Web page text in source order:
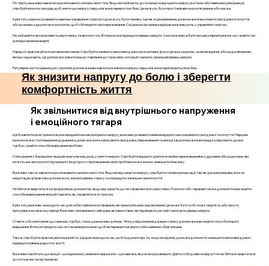
По-третє, важливо навчитися розпізнавати сигнали свого тіла. Якщо ви помічаєте, що починаєте відчувати напругу в м'язах або певні емоційні реакції,
спробуйте вжити заходів, щоб зняти цю напругу, перш ніж вона переросте в біль. Це можуть бути прості вправи на розтягування або масаж.
Крім того, корисно розвивати навички управління стресом. Це можуть бути техніки, такі як журналювання, де ви можете висловити свої думки й почуття,
або розмова з другом чи психологом, щоб обговорити свої переживання. Соціальна підтримка відіграє важливу роль у управлінні стресом.
Не забувайте про важливість відпочинку та якісного сну. Втома може підвищити рівень напруги, тому важливо дбати про регулярний режим сну і знайти час
для відновлення енергії.
Нарешті, практикуйте позитивне мислення. Спробуйте замінити негативні думки на позитивні, фокусуючись на речах, за які ви вдячні, або на досягненнях,
які вас надихають. Це допоможе змінити ваше ставлення до стресових ситуацій і знизить загальний рівень напруги.
Регулярне застосування цих стратегій допоможе вам навчитися знімати напругу, перш ніж вона перетвориться на біль.
Як знизити напругу до болю і зберегти
комфортність життя
Як звільнитися від внутрішнього напруження
і емоційного тягаря
Щоб навчитися не тримати все всередині й не накопичувати напругу, важливо розвивати вміння відкрито висловлювати свої думки та почуття. Першим
кроком може стати ведення щоденника, де ви зможете записувати свої думки, переживання та емоції. Це допоможе вам краще усвідомити, що вас
турбує, і знайти способи вирішення проблем.
Спілкування з близькими людьми грає ключову роль у знятті напруги. Спробуйте відкрито ділитися своїми переживаннями з друзями або родичами, які
можуть вас вислухати і підтримати. Іноді просто проговорення своїх проблем може значно зменшити їхню вагу.
Важливо також навчитися розпізнавати сигнали свого тіла. Якщо ви відчуваєте напругу, спробуйте техніки релаксації, такі як дихальні вправи, йога чи
медитація. Ці практики допоможуть знизити рівень стресу та покращити загальне самопочуття.
Не бійтеся звертатися за професійною допомогою, якщо відчуваєте, що не справляєтеся самостійно. Психолог або терапевт може допомогти вам знайти
способи вивільнення емоцій і навчити, як справлятися зі стресом.
Крім того, важливо знаходити час для себе і займатися справами, які приносять вам задоволення. Це може бути хобі, спорт, творчість або просто
прогулянка на свіжому повітрі. Важливо заповнювати свій день активностями, які піднімають настрій і знижують рівень напруги.
Ставте собі запитання: що саме вас турбує, і чому це важливо для вас. Чітке усвідомлення джерел стресу допоможе вам знайти способи їхнього
вирішення. Вчіться говорити «ні» і встановлювати межі, щоб не перевантажувати себе зайвими обов'язками.
Також спробуйте практикувати вдячність. Щодня знаходьте час, щоб подумати про те, за що ви вдячні, це може допомогти зменшити негативні думки і
підвищити рівень радості в житті.
Важливо пам’ятати, що емоції – це нормально, і вміння їх виражати – це навичка, яку можна розвивати. Дайте собі дозвіл на відчуття і не бійтеся звертатися
до оточуючих за підтримкою.